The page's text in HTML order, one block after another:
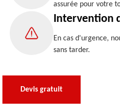
assurée pour votre
Intervention
En cas d'urgence,
sans tarder.
Devis gratuit